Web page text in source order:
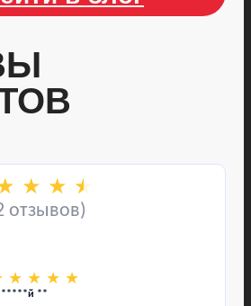
★ ★ ★
отзывов)
★ ★ ★ ★
**